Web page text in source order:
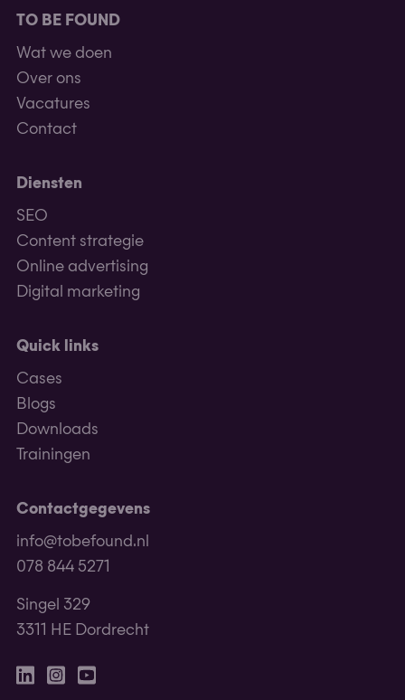
TO BE FOUND
Wat we doen
Over ons
Vacatures
Contact
Diensten
SEO
Content strategie
Online advertising
Digital marketing
Quick links
Cases
Blogs
Downloads
Trainingen
Contactgegevens
info@tobefound.nl
078 844 5271
Singel 329
3311 HE Dordrecht
LinkedinInstagram
Youtube